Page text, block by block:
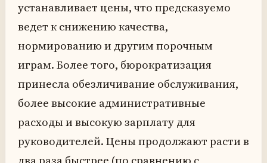
устанавливает цены, что предсказуемо
ведет к снижению качества,
нормированию и другим порочным
играм. Более того, бюрократизация
принесла обезличивание обслуживания,
более высокие административные
расходы и высокую зарплату для
руководителей. Цены продолжают расти в